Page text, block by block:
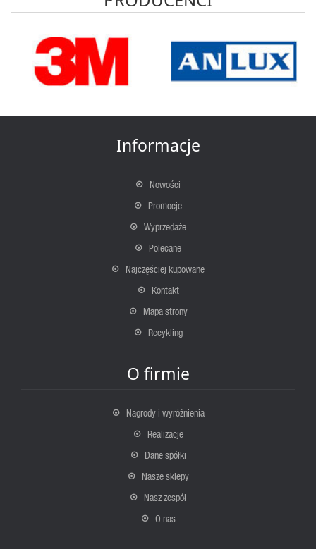
Informacje
Nowości
Promocje
Wyprzedaże
Polecane
Najczęściej kupowane
Kontakt
Mapa strony
Recykling
O firmie
Nagrody i wyróżnienia
Realizacje
Dane spółki
Nasze sklepy
Nasz zespół
O nas